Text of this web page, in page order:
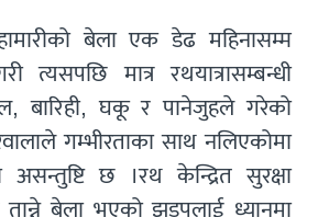
बेला एक डेढ महिनासम्म
त्यसपछि मात्र रथयात्रासम्बन्धी
बारिही, घकू र पानेजुहले गरेको
गम्भीरताका साथ नलिएकोमा
असन्तुष्टि छ ।रथ केन्द्रित सुरक्षा